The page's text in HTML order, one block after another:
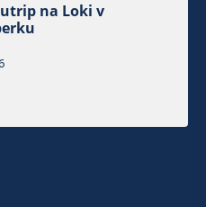
na Loki v